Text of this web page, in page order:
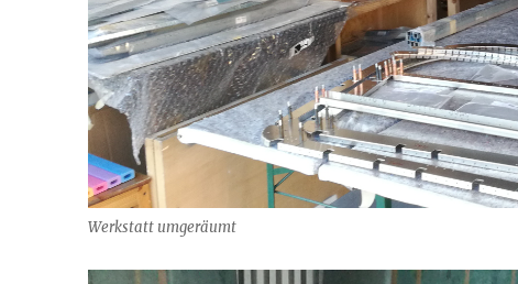
Werkstatt umgeräumt